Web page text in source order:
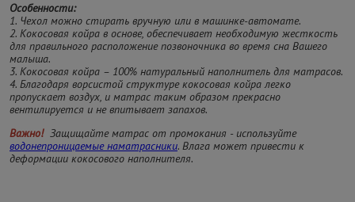
Особенности:
1. Чехол можно стирать вручную или в машинке-автомате.
2. Кокосовая койра в основе, обеспечивает необходимую жесткость
для правильного расположение позвоночника во время сна Вашего
малыша.
3. Кокосовая койра – 100% натуральный наполнитель для матрасов.
4. Благодаря ворсистой структуре кокосовая койра легко
пропускает воздух, и матрас таким образом прекрасно
вентилируется и не впитывает запахов.
Важно! Защищайте матрас от промокания - используйте
водонепроницаемые наматрасники. Влага может привести к
деформации кокосового наполнителя.